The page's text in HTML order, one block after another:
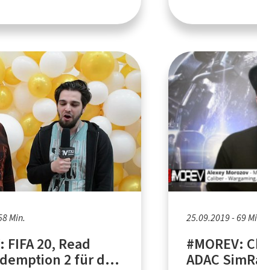
Min.
FIFA 20, Read
2 für den
25.09.2019 - 69
#MOREV:
ADAC